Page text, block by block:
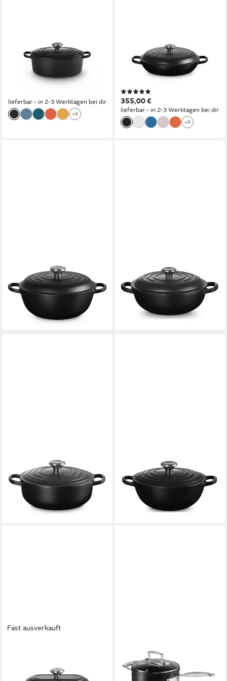
Bräter Gusseisen-Bräter mit
Deckel, Oval, Gusseisen, Oval,
4,43 kg, Schwarz Matt,
21178270000430
lieferbar - in 2-3 Werktagen bei dir
+6
Bratentopf Gourmet-Profitopf,
Gusseisen, Ø 30 cm, 6,7 l,
5,56 kg, Schwarz Matt,
355,00 €
lieferbar - in 2-3 Werktagen bei dir
+9
Bräter Stew Pot Signature
rund schwarz matt 26cm,
Emailliertes Gusseisen
220,50 €
lieferbar - in 2-3 Werktagen bei dir
Bräter Stew Pot Signature
rund schwarz matt 22cm,
Emailliertes Gusseisen
174,30 €
lieferbar - in 2-3 Werktagen bei dir
Bräter Sauteuse Signature
rund schwarz matt 24cm,
Emailliertes Gusseisen
209,30 €
lieferbar - in 2-3 Werktagen bei dir
Bräter Bräter La Marmite
Signature rund schwarz matt
24cm, Emailliertes Gusseisen
192,50 €
lieferbar - in 2-3 Werktagen bei dir
Fast ausverkauft
Signature Schwarz Matt,
Kochtopf Aluminium-Antihaft
Profitopf mit Glasdeckel rund